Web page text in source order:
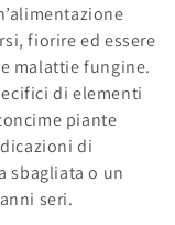
fiorire ed essere
malattie fungine.
di elementi
piante
di
sbagliata o un
seri.